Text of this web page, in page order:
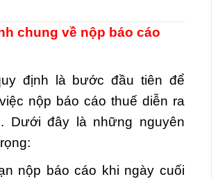
chung về nộp báo cáo
định là bước đầu tiên để
nộp báo cáo thuế diễn ra
Dưới đây là những nguyên
nộp báo cáo khi ngày cuối